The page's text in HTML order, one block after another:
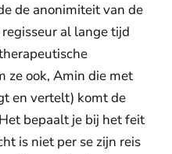
de anonimiteit van de
al lange tijd
ze ook, Amin die met
en vertelt) komt de
bepaalt je bij het feit
is niet per se zijn reis